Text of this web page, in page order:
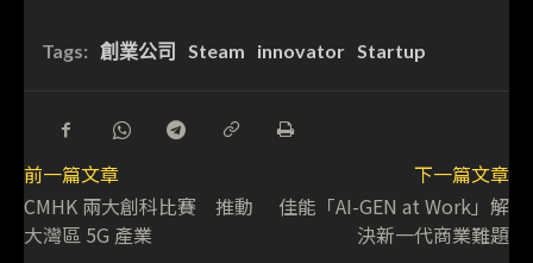
Tags: 創業公司 Steam innovator Startup
前一篇文章
CMHK 兩大創科比賽 推動
大灣區 5G 產業
下一篇文章
佳能「AI-GEN at Work」解
決新一代商業難題